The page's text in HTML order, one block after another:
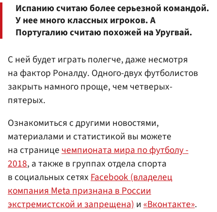
Испанию считаю более серьезной командой.
У нее много классных игроков. А
Португалию считаю похожей на Уругвай.
С ней будет играть полегче, даже несмотря
на фактор Роналду. Одного-двух футболистов
закрыть намного проще, чем четверых-
пятерых.
Ознакомиться с другими новостями,
материалами и статистикой вы можете
на страницечемпионата мира по футболу -
2018, а также в группах отдела спорта
в социальных сетяхFacebook (владелец
компания Meta признана в России
экстремистской и запрещена)и«Вконтакте».